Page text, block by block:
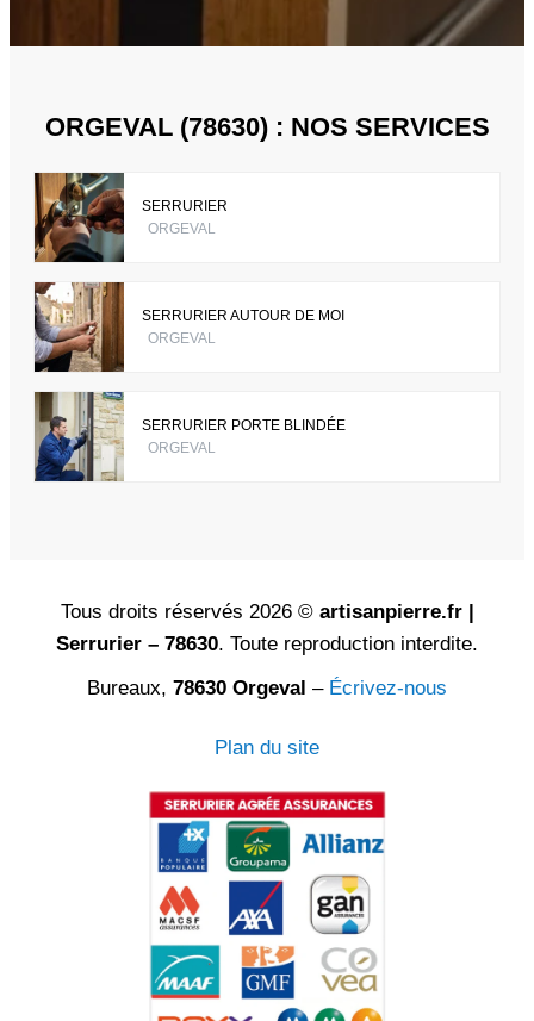
ORGEVAL (78630) : NOS SERVICES
SERRURIER
ORGEVAL
SERRURIER AUTOUR DE MOI
ORGEVAL
SERRURIER PORTE BLINDÉE
ORGEVAL
Tous droits réservés 2026 © artisanpierre.fr |
Serrurier – 78630. Toute reproduction interdite.
Bureaux, 78630 Orgeval – Écrivez-nous
Plan du site